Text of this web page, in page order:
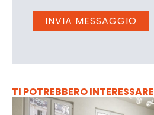
TI POTREBBERO INTERESSARE